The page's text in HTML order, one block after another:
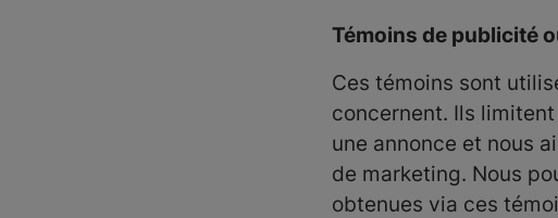
Témoins de publicité
Ces témoins sont
concernent. Ils
une annonce et nous
de marketing. Nous
obtenues via ces